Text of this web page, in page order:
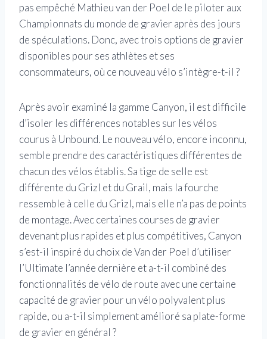
pas empêché Mathieu van der Poel de le piloter aux
Championnats du monde de gravier après des jours
de spéculations. Donc, avec trois options de gravier
disponibles pour ses athlètes et ses
consommateurs, où ce nouveau vélo s’intègre-t-il ?
Après avoir examiné la gamme Canyon, il est difficile
d’isoler les différences notables sur les vélos
courus à Unbound. Le nouveau vélo, encore inconnu,
semble prendre des caractéristiques différentes de
chacun des vélos établis. Sa tige de selle est
différente du Grizl et du Grail, mais la fourche
ressemble à celle du Grizl, mais elle n’a pas de points
de montage. Avec certaines courses de gravier
devenant plus rapides et plus compétitives, Canyon
s’est-il inspiré du choix de Van der Poel d’utiliser
l’Ultimate l’année dernière et a-t-il combiné des
fonctionnalités de vélo de route avec une certaine
capacité de gravier pour un vélo polyvalent plus
rapide, ou a-t-il simplement amélioré sa plate-forme
de gravier en général ?